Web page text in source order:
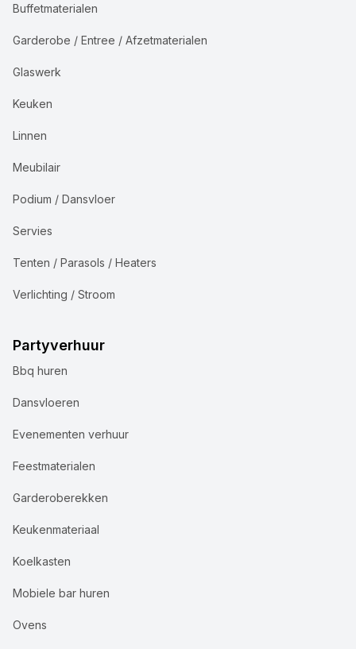
Buffetmaterialen
Garderobe / Entree / Afzetmaterialen
Glaswerk
Keuken
Linnen
Meubilair
Podium / Dansvloer
Servies
Tenten / Parasols / Heaters
Verlichting / Stroom
Partyverhuur
Bbq huren
Dansvloeren
Evenementen verhuur
Feestmaterialen
Garderoberekken
Keukenmateriaal
Koelkasten
Mobiele bar huren
Ovens